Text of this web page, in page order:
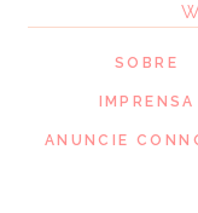
SOBRE
IMPRENSA
ANUNCIE